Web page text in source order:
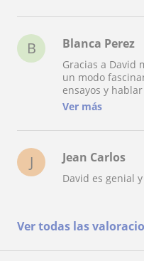
B Blanca Perez
Gracias a David
un modo
ensayos y
increíble. Esto
las areas en las
profesor
Ver más
J Jean Carlos
David es genial
Ver todas las